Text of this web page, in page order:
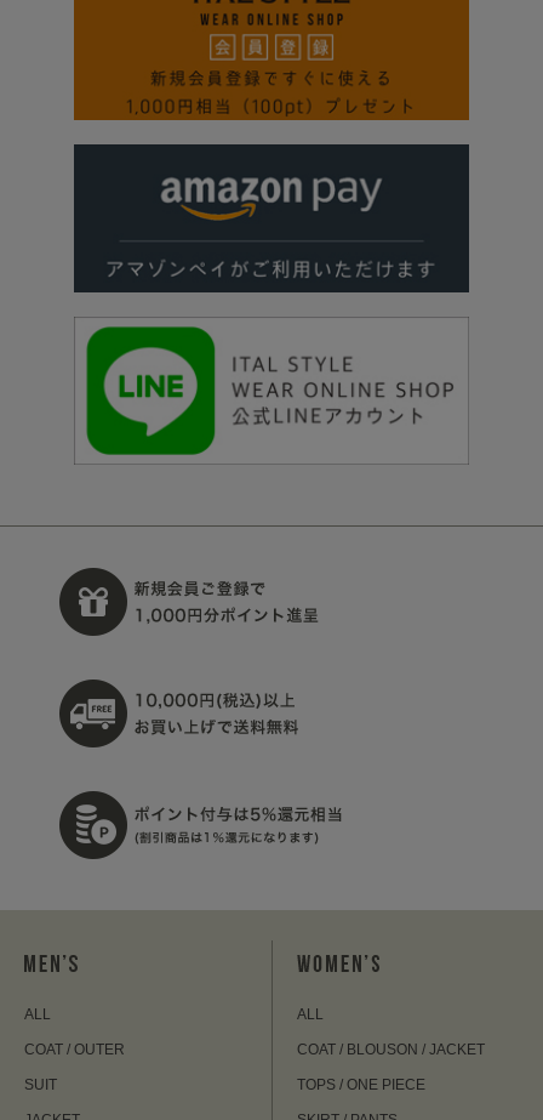
ALL
COAT / OUTER
SUIT
ALL
COAT / BLOUSON / JACKET
TOPS / ONE PIECE